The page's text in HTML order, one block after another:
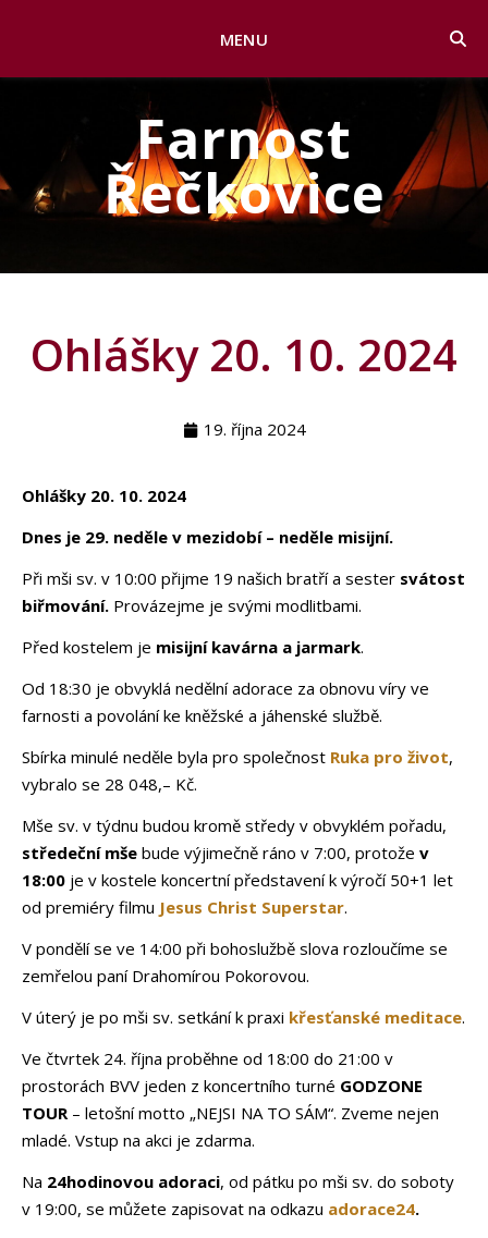
MENU
Farnost
Řečkovice
Ohlášky 20. 10. 2024
19. října 2024
Ohlášky 20. 10. 2024
Dnes je 29. neděle v mezidobí – neděle misijní.
Při mši sv. v 10:00 přijme 19 našich bratří a sester svátost
biřmování. Provázejme je svými modlitbami.
Před kostelem je misijní kavárna a jarmark.
Od 18:30 je obvyklá nedělní adorace za obnovu víry ve
farnosti a povolání ke kněžské a jáhenské službě.
Sbírka minulé neděle byla pro společnost Ruka pro život,
vybralo se 28 048,– Kč.
Mše sv. v týdnu budou kromě středy v obvyklém pořadu,
středeční mše bude výjimečně ráno v 7:00, protože v
18:00 je v kostele koncertní představení k výročí 50+1 let
od premiéry filmu Jesus Christ Superstar.
V pondělí se ve 14:00 při bohoslužbě slova rozloučíme se
zemřelou paní Drahomírou Pokorovou.
V úterý je po mši sv. setkání k praxi křesťanské meditace.
Ve čtvrtek 24. října proběhne od 18:00 do 21:00 v
prostorách BVV jeden z koncertního turné GODZONE
TOUR– letošní motto „NEJSI NA TO SÁM“. Zveme nejen
mladé. Vstup na akci je zdarma.
Na 24hodinovou adoraci, od pátku po mši sv. do soboty
v 19:00, se můžete zapisovat na odkazu adorace24.